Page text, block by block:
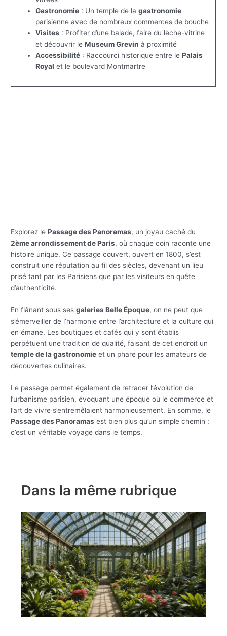
Gastronomie: Un temple de la gastronomie
parisienne avec de nombreux commerces de bouche
Visites: Profiter d’une balade, faire du lèche-vitrine
et découvrir le Museum Grevin à proximité
Accessibilité: Raccourci historique entre le Palais
Royal et le boulevard Montmartre
Explorez lePassage des Panoramas, un joyau caché du
2ème arrondissement de Paris, où chaque coin raconte une
histoire unique. Ce passage couvert, ouvert en 1800, s’est
construit une réputation au fil des siècles, devenant un lieu
prisé tant par les Parisiens que par les visiteurs en quête
d’authenticité.
En flânant sous sesgaleries Belle Époque, on ne peut que
s’émerveiller de l’harmonie entre l’architecture et la culture qui
en émane. Les boutiques et cafés qui y sont établis
perpétuent une tradition de qualité, faisant de cet endroit un
temple de la gastronomie et un phare pour les amateurs de
découvertes culinaires.
Le passage permet également de retracer l’évolution de
l’urbanisme parisien, évoquant une époque où le commerce et
l’art de vivre s’entremêlaient harmonieusement. En somme, le
Passage des Panoramas est bien plus qu’un simple chemin :
c’est un véritable voyage dans le temps.
Dans la même rubrique